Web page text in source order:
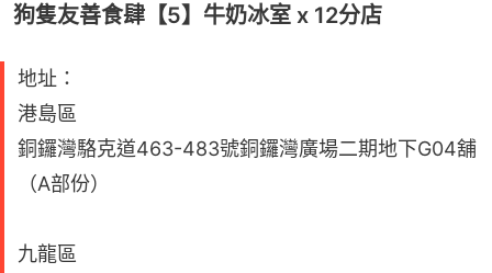
狗隻友善食肆【5】牛奶冰室 x 12分店
地址：
港島區
銅鑼灣駱克道463-483號銅鑼灣廣場二期地下G04舖
（A部份）
九龍區